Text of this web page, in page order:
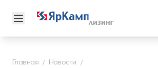
Главная
Новости